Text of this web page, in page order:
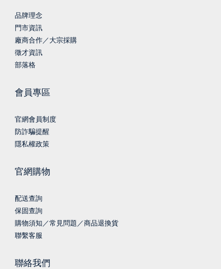
品牌理念
門市資訊
廠商合作／大宗採購
徵才資訊
部落格
會員專區
官網會員制度
防詐騙提醒
隱私權政策
官網購物
配送查詢
保固查詢
購物須知／常見問題／商品退換貨
聯繫客服
聯絡我們